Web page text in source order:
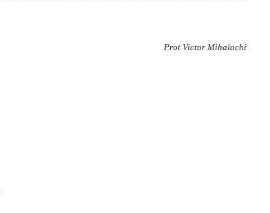
Prot Victor Mihalachi